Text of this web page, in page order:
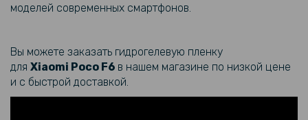
Чехол - накладка Cooling Armor No Frame для Xiaomi Poco F6 5G /
129 грн
199 грн
Чехол - накладка Polished Carbon для Xiaomi Poco F6 5G / Redmi
моделей современных смартфонов.
Вы можете заказать гидрогелевую пленку
для Xiaomi Poco F6​ в нашем магазине по низкой цене
и с быстрой доставкой.